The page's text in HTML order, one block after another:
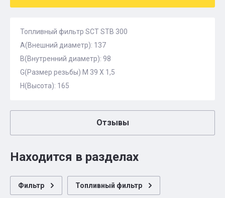
Топливный фильтр SCT STB 300
A(Внешний диаметр): 137
B(Внутренний диаметр): 98
G(Размер резьбы) M 39 X 1,5
H(Высота): 165
Отзывы
Находится в разделах
Фильтр Топливный фильтр